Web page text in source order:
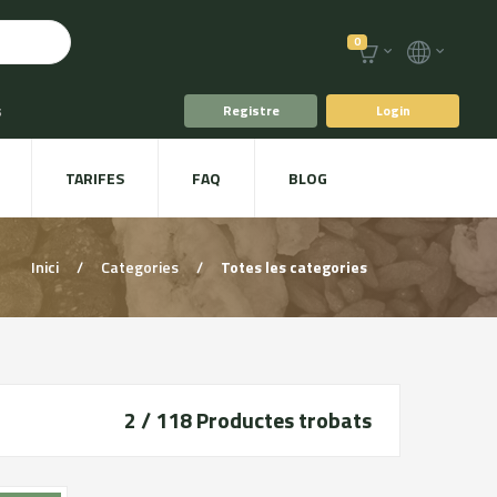
0
i Te
Plat a taula
Registre Login
TARIFES FAQ BLOG
Inici / Categories / Totes les categories
2 / 118Productes trobats